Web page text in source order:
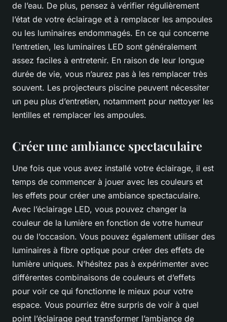
de l’eau. De plus, pensez à vérifier régulièrement
l’état de votre éclairage et à remplacer les ampoules
ou les luminaires endommagés. En ce qui concerne
l’entretien, les luminaires LED sont généralement
assez faciles à entretenir. En raison de leur longue
durée de vie, vous n’aurez pas à les remplacer très
souvent. Les projecteurs piscine peuvent nécessiter
un peu plus d’entretien, notamment pour nettoyer les
lentilles et remplacer les ampoules.
Créer une ambiance spectaculaire
Une fois que vous avez installé votre éclairage, il est
temps de commencer à jouer avec les couleurs et
les effets pour créer une ambiance spectaculaire.
Avec l’éclairage LED, vous pouvez changer la
couleur de la lumière en fonction de votre humeur
ou de l’occasion. Vous pouvez également utiliser des
luminaires à fibre optique pour créer des effets de
lumière uniques. N’hésitez pas à expérimenter avec
différentes combinaisons de couleurs et d’effets
pour voir ce qui fonctionne le mieux pour votre
espace. Vous pourriez être surpris de voir à quel
point l’éclairage peut transformer l’ambiance de